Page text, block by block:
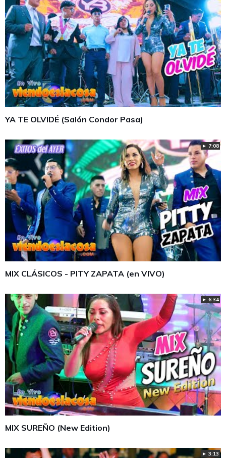
YA TE OLVIDÉ (Salón Condor Pasa)
► 7:08
MIX CLÁSICOS - PITY ZAPATA (en VIVO)
► 6:34
MIX SUREÑO (New Edition)
► 3:13